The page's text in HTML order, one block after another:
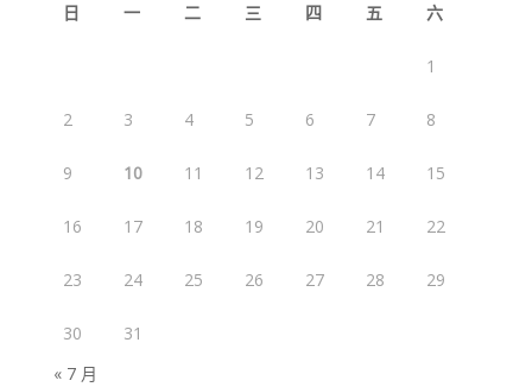
日 一 二 三 四 五 六
1
2 3 4 5 6 7 8
9 10 11 12 13 14 15
16 17 18 19 20 21 22
23 24 25 26 27 28 29
30
31
« 7 月